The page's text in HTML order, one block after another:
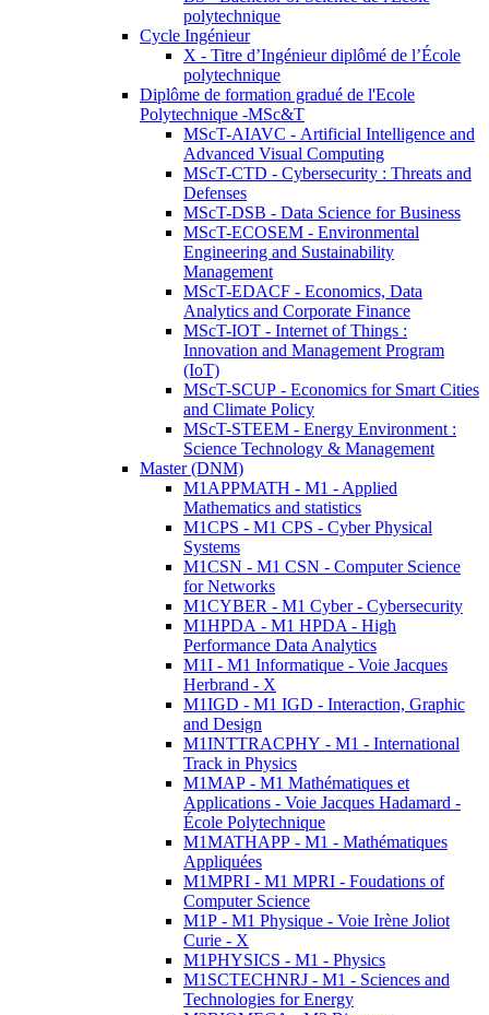
polytechnique
Cycle Ingénieur
X - Titre d’Ingénieur diplômé de l’École
polytechnique
Diplôme de formation gradué de l'Ecole
Polytechnique -MSc&T
MScT-AIAVC - Artificial Intelligence and
Advanced Visual Computing
MScT-CTD - Cybersecurity : Threats and
Defenses
MScT-DSB - Data Science for Business
MScT-ECOSEM - Environmental
Engineering and Sustainability
Management
MScT-EDACF - Economics, Data
Analytics and Corporate Finance
MScT-IOT - Internet of Things :
Innovation and Management Program
(IoT)
MScT-SCUP - Economics for Smart Cities
and Climate Policy
MScT-STEEM - Energy Environment :
Science Technology & Management
Master (DNM)
M1APPMATH - M1 - Applied
Mathematics and statistics
M1CPS - M1 CPS - Cyber Physical
Systems
M1CSN - M1 CSN - Computer Science
for Networks
M1CYBER - M1 Cyber - Cybersecurity
M1HPDA - M1 HPDA - High
Performance Data Analytics
M1I - M1 Informatique - Voie Jacques
Herbrand - X
M1IGD - M1 IGD - Interaction, Graphic
and Design
M1INTTRACPHY - M1 - International
Track in Physics
M1MAP - M1 Mathématiques et
Applications - Voie Jacques Hadamard -
École Polytechnique
M1MATHAPP - M1 - Mathématiques
Appliquées
M1MPRI - M1 MPRI - Foudations of
Computer Science
M1P - M1 Physique - Voie Irène Joliot
Curie - X
M1PHYSICS - M1 - Physics
M1SCTECHNRJ - M1 - Sciences and
Technologies for Energy